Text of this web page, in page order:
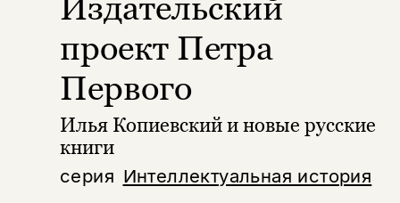
серия Интеллектуальная история
проект Петра
Первого
Илья Копиевский и новые русские
книги